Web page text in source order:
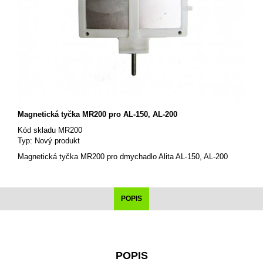
Magnetická tyčka MR200 pro AL-150, AL-200
Kód skladu MR200
Typ: Nový produkt
Magnetická tyčka MR200 pro dmychadlo Alita AL-150, AL-200
POPIS
POPIS